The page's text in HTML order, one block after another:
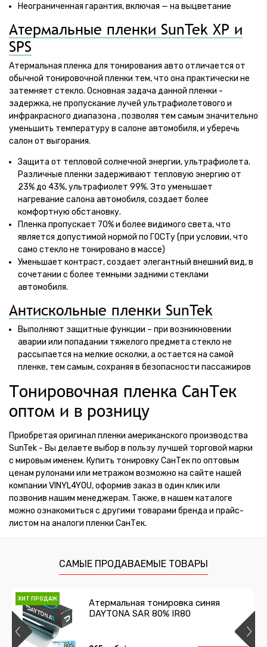
Неограниченная гарантия, включая — на выцветание
Атермальные пленки SunTek XP и
SPS
Атермальная пленка для тонирования авто отличается от
обычной тонировочной пленки тем, что она практически не
затемняет стекло. Основная задача данной пленки -
задержка, не пропускание лучей ультрафиолетового и
инфракрасного диапазона , позволяя тем самым значительно
уменьшить температуру в салоне автомобиля, и уберечь
салон от выгорания.
Защита от тепловой солнечной энергии, ультрафиолета.
Различные пленки задерживают тепловую энергию от
23% до 43%, ультрафиолет 99%. Это уменьшает
нагревание салона автомобиля, создает более
комфортную обстановку.
Пленка пропускает 70% и более видимого света, что
является допустимой нормой по ГОСТу (при условии, что
само стекло не тонировано в массе)
Уменьшает контраст, создает элегантный внешний вид, в
сочетании с более темными задними стеклами
автомобиля.
Антискольные пленки SunTek
Выполняют защитные функции – при возникновении
аварии или попадании тяжелого предмета стекло не
рассыпается на мелкие осколки, а остается на самой
пленке, тем самым, сохраняя в безопасности пассажиров
Тонировочная пленка СанТек
оптом и в розницу
Приобретая оригинал пленки американского производства
SunTek - Вы делаете выбор в пользу лучшей торговой марки
с мировым именем. Купить тонировку СанТек по оптовым
ценам рулонами или метражом возможно на сайте нашей
компании VINYL4YOU, оформив заказ в один клик или
позвонив нашим менеджерам. Также, в нашем каталоге
можно ознакомиться с другими товарами бренда и прайс-
листом на аналоги пленки СанТек.
САМЫЕ ПРОДАВАЕМЫЕ ТОВАРЫ
ХИТ ПРОДАЖ
Атермальная тонировка синяя
DAYTONA SAR 80% IR80